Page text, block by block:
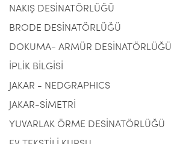
NAKIŞ DESİNATÖRLÜĞÜ
BRODE DESİNATÖRLÜĞÜ
DOKUMA- ARMÜR DESİNATÖRLÜĞÜ
İPLİK BİLGİSİ
JAKAR - NEDGRAPHICS
JAKAR-SİMETRİ
YUVARLAK ÖRME DESİNATÖRLÜĞÜ